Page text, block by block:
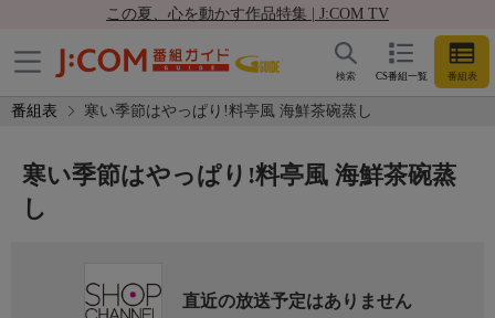
この夏、心を動かす作品特集 | J:COM TV
CS番組一覧 番組表
検索
番組表 寒い季節はやっぱり!料亭風 海鮮茶碗蒸し
寒い季節はやっぱり!料亭風 海鮮茶碗蒸
し
直近の放送予定はありません